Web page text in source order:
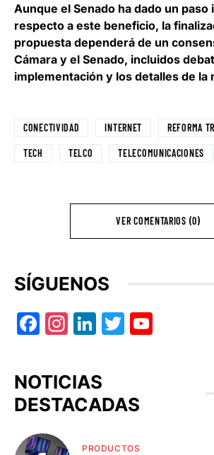
Aunque el Senado ha dado un
respecto a este beneficio, la
propuesta dependerá de un
Cámara y el Senado, incluidos
implementación y los detalles de la
CONECTIVIDAD INTERNET REFORMA
TECH TELCO TELECOMUNICACIONES
VER COMENTARIOS (0)
SÍGUENOS
Facebook
Instagram
LinkedIn
Twitter
NOTICIAS
DESTACADAS
PRODUCTOS